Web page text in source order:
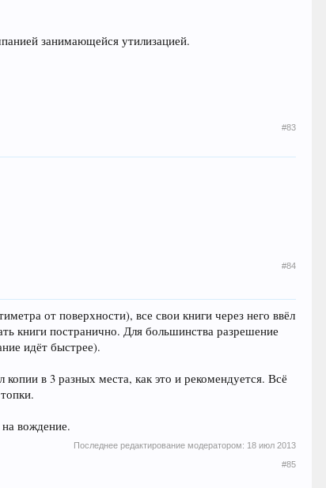
занимающейся утилизацией.
#83
#84
от поверхности), все свои книги через него ввёл
книги постранично. Для большинства разрешение
идёт быстрее).
в 3 разных места, как это и рекомендуется. Всё
вождение.
Последнее редактирование модератором: 18 июл 2013
#85